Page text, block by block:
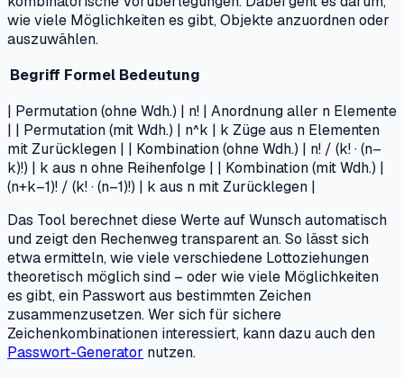
wie viele Möglichkeiten es gibt, Objekte anzuordnen oder
auszuwählen.
Begriff Formel Bedeutung
| Permutation (ohne Wdh.) | n! | Anordnung aller n Elemente
| | Permutation (mit Wdh.) | n^k | k Züge aus n Elementen
mit Zurücklegen | | Kombination (ohne Wdh.) | n! / (k! · (n–
k)!) | k aus n ohne Reihenfolge | | Kombination (mit Wdh.) |
(n+k–1)! / (k! · (n–1)!) | k aus n mit Zurücklegen |
Das Tool berechnet diese Werte auf Wunsch automatisch
und zeigt den Rechenweg transparent an. So lässt sich
etwa ermitteln, wie viele verschiedene Lottoziehungen
theoretisch möglich sind – oder wie viele Möglichkeiten
es gibt, ein Passwort aus bestimmten Zeichen
zusammenzusetzen. Wer sich für sichere
Zeichenkombinationen interessiert, kann dazu auch den
Passwort-Generator nutzen.